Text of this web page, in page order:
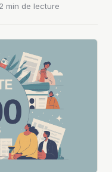
min de lecture